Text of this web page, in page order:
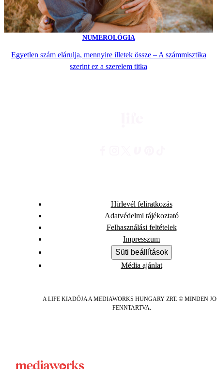
NUMEROLÓGIA
Egyetlen szám elárulja, mennyire illetek össze – A számmisztika
szerint ez a szerelem titka
Hírlevél feliratkozás
Adatvédelmi tájékoztató
Felhasználási feltételek
Impresszum
Süti beállítások
Média ajánlat
A LIFE KIADÓJA A MEDIAWORKS HUNGARY ZRT. © MINDEN
FENNTARTVA.